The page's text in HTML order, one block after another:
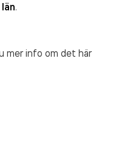
.
mer info om det här